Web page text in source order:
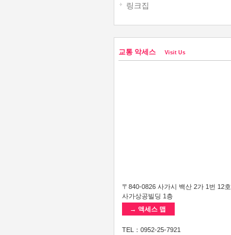
링크집
교통 악세스 Visit Us
〒840-0826 사가시 백산 2가 1번 12호
사가상공빌딩 1층
→ 액세스 맵
TEL：0952-25-7921